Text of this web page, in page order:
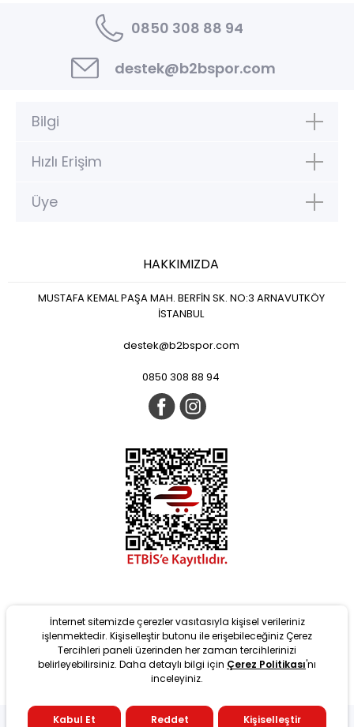
Yeni
0850 308 88 94
destek@b2bspor.com
Bilgi
Hızlı Erişim
Üye
HAKKIMIZDA
MUSTAFA KEMAL PAŞA MAH. BERFİN SK. NO:3 ARNAVUTKÖY
İSTANBUL
destek@b2bspor.com
0850 308 88 94
tarafından T-Soft Altyapısıyla geliştirilmiştir. #OD 2022 Copyright
İnternet sitemizde çerezler vasıtasıyla kişisel verileriniz
işlenmektedir. Kişiselleştir butonu ile erişebileceğiniz Çerez
Tercihleri paneli üzerinden her zaman tercihlerinizi
belirleyebilirsiniz. Daha detaylı bilgi için Çerez Politikası'nı
inceleyiniz.
Kabul Et Reddet Kişiselleştir